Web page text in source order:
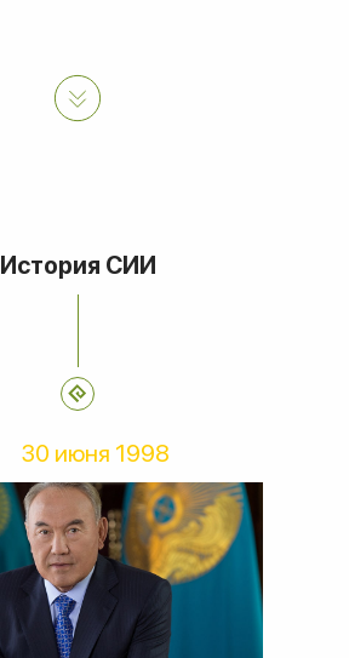
История СИИ
30 июня 1998